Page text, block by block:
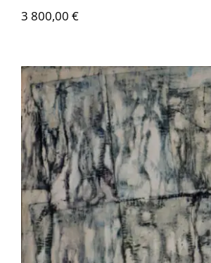
3 800,00 €
Jean-Pierre Le Boul’ch –
matière « Il est 6h15,
apparaissent. Je les laisse
signe… »